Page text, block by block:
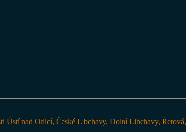
Ústí nad Orlicí, České Libchavy, Dolní Libchavy,